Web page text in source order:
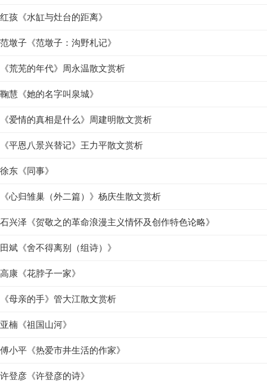
红孩《水缸与灶台的距离》
范墩子《范墩子：沟野札记》
《荒芜的年代》周永温散文赏析
鞠慧《她的名字叫泉城》
《爱情的真相是什么》周建明散文赏析
《平恩八景兴替记》王力平散文赏析
徐东《同事》
《心归雏巢（外二篇）》杨庆生散文赏析
石兴泽《贺敬之的革命浪漫主义情怀及创作特色论略》
田斌《舍不得离别（组诗）》
高康《花脖子一家》
《母亲的手》管大江散文赏析
亚楠《祖国山河》
傅小平《热爱市井生活的作家》
许登彦《许登彦的诗》